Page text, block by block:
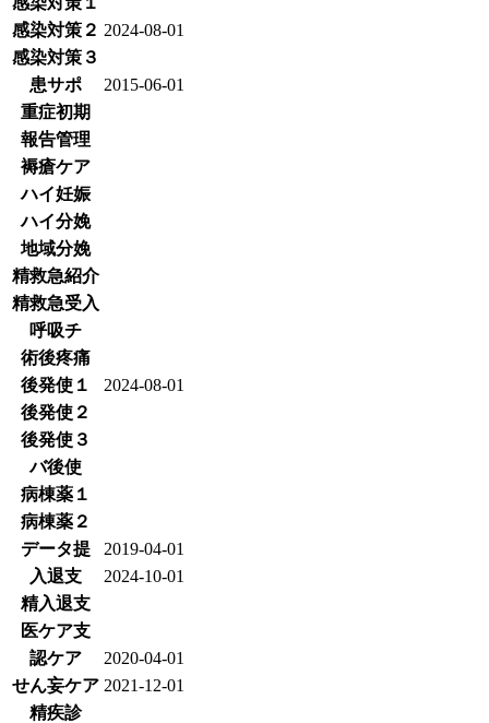
感染対策２ 2024-08-01
感染対策３
患サポ
2015-06-01
重症初期
報告管理
褥瘡ケア
ハイ妊娠
ハイ分娩
地域分娩
精救急紹介
精救急受入
呼吸チ
術後疼痛
後発使１
2024-08-01
後発使２
後発使３
バ後使
病棟薬１
病棟薬２
データ提
2019-04-01
入退支
2024-10-01
精入退支
医ケア支
認ケア
2020-04-01
せん妄ケア 2021-12-01
精疾診